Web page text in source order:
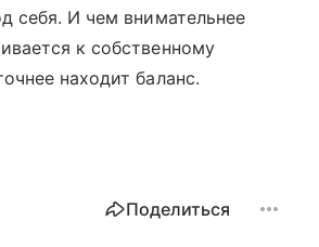
себя. И чем внимательнее
к собственному
находит баланс.
Поделиться